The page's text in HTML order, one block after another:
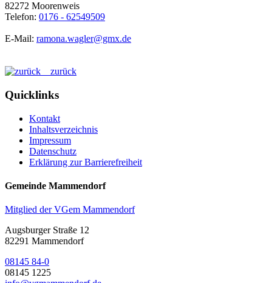
82272 Moorenweis
Telefon: 0176 - 62549509
E-Mail: ramona.wagler@gmx.de
zurück
Quicklinks
Kontakt
Inhaltsverzeichnis
Impressum
Datenschutz
Erklärung zur Barrierefreiheit
Gemeinde Mammendorf
Mitglied der VGem Mammendorf
Augsburger Straße 12
82291 Mammendorf
08145 84-0
08145 1225